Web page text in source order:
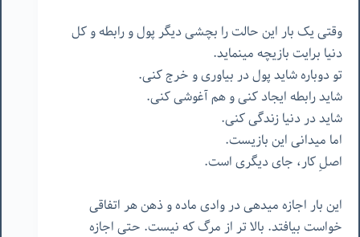
وقتی یک بار این حالت را بچشی دیگر پول و رابطه و کل
دنیا برایت بازیچه مینماید.
تو دوباره شاید پول در بیاوری و خرج کنی.
شاید رابطه ایجاد کنی و هم آغوشی کنی.
شاید در دنیا زندگی کنی.
اما میدانی این بازیست.
اصلِ کار، جای دیگری است.
این بار اجازه میدهی در وادی ماده و ذهن هر اتفاقی
خواست بیافتد. بالا تر از مرگ که نیست. حتی اجازه